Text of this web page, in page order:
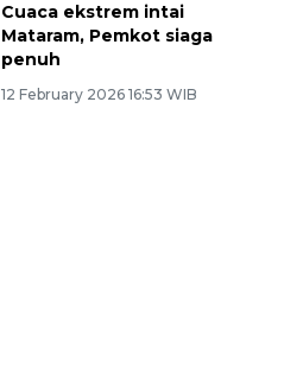
Cuaca ekstrem intai
Mataram, Pemkot siaga
penuh
12 February 2026 16:53 WIB